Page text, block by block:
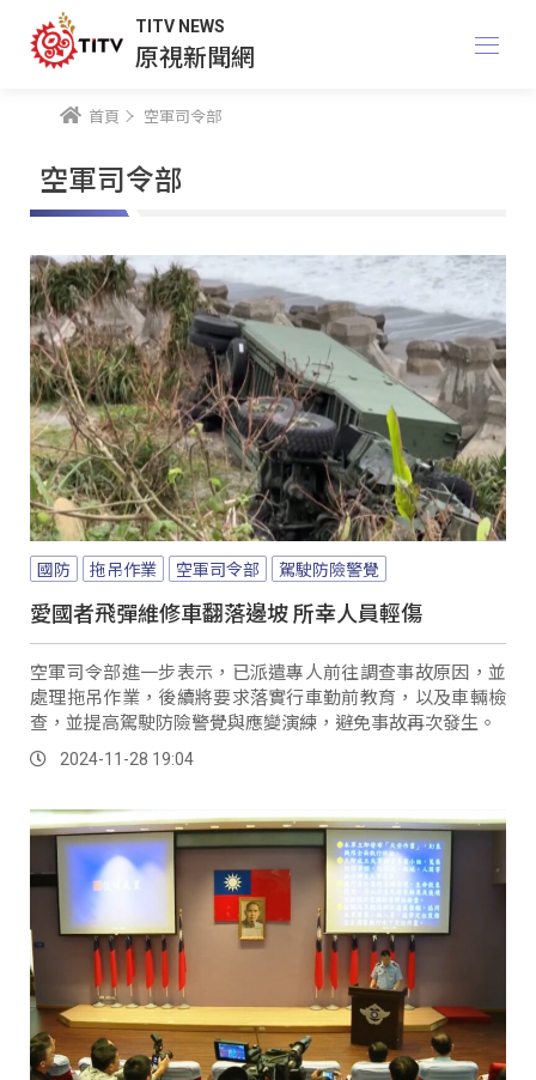
TITV NEWS
原視新聞網
首頁 空軍司令部
空軍司令部
國防 拖吊作業 空軍司令部 駕駛防險警覺
愛國者飛彈維修車翻落邊坡 所幸人員輕傷
空軍司令部進一步表示，已派遣專人前往調查事故原因，並
處理拖吊作業，後續將要求落實行車勤前教育，以及車輛檢
查，並提高駕駛防險警覺與應變演練，避免事故再次發生。
2024-11-28 19:04